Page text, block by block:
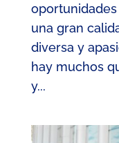
una gran
diversa y
hay muchos
y...